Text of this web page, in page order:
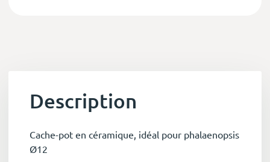
Description
Cache-pot en céramique, idéal pour phalaenopsis
Ø12